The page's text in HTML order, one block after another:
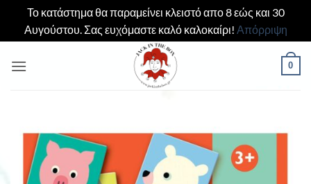
Το κατάστημα θα παραμείνει κλειστό απο 8 εώς και 30
Αυγούστου. Σας ευχόμαστε καλό καλοκαίρι! Απόρριψη
στο
0